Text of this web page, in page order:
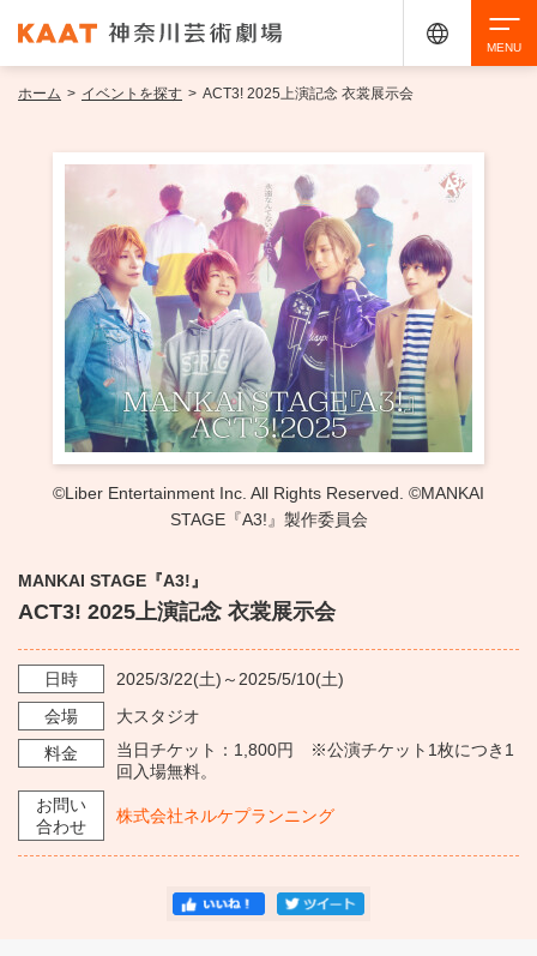
イベントを探す
・ イベント一覧
・ イベントカレンダー
ご来場案内
・ 館内サービス・アクセシビリティ
・ 交通案内
・ よくある質問
施設を借りる
KAATについて
・ ミッション
・ 芸術監督
・ 施設概要
・ フロアマップ
KAAT 神奈川芸術劇場
SNS
アクセシビリティ チケット購入
ホーム > イベントを探す > ACT3! 2025上演記念 衣裳展示会
©️Liber Entertainment Inc. All Rights Reserved. ©️MANKAI
STAGE『A3!』製作委員会
MANKAI STAGE『A3!』
ACT3! 2025上演記念 衣裳展示会
日時 2025/3/22(土)～ 2025/5/10(土)
会場
大スタジオ
料金
当日チケット：1,800円 ※公演チケット1枚につき1
回入場無料。
お問い
合わせ
株式会社ネルケプランニング